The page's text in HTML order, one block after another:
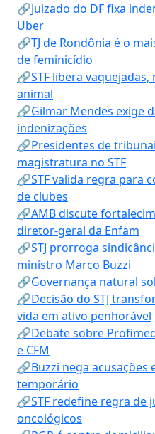
🔗Juizado do DF fixa
Uber
🔗TJ de Rondônia é o
de feminicídio
🔗STF libera
animal
🔗Gilmar Mendes exige
indenizações
🔗Presidentes de
magistratura no STF
🔗STF valida regra para
de clubes
🔗AMB discute
diretor-geral da Enfam
🔗STJ prorroga
ministro Marco Buzzi
🔗Governança natural
🔗Decisão do STJ
vida em ativo penhorável
🔗Debate sobre
e CFM
🔗Buzzi nega acusações
temporário
🔗STF redefine regra de
oncológicos